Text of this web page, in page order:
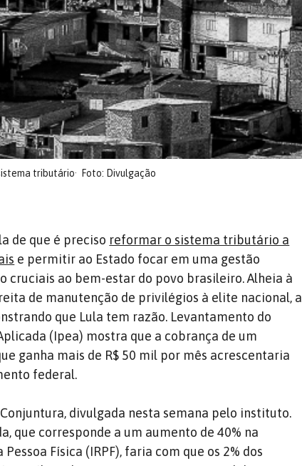
tributário Foto: Divulgação
de que é preciso reformar o sistema tributário a
e permitir ao Estado focar em uma gestão
cruciais ao bem-estar do povo brasileiro. Alheia à
de manutenção de privilégios à elite nacional, a
que Lula tem razão. Levantamento do
(Ipea) mostra que a cobrança de um
ganha mais de R$ 50 mil por mês acrescentaria
federal.
divulgada nesta semana pelo instituto.
que corresponde a um aumento de 40% na
Física (IRPF), faria com que os 2% dos